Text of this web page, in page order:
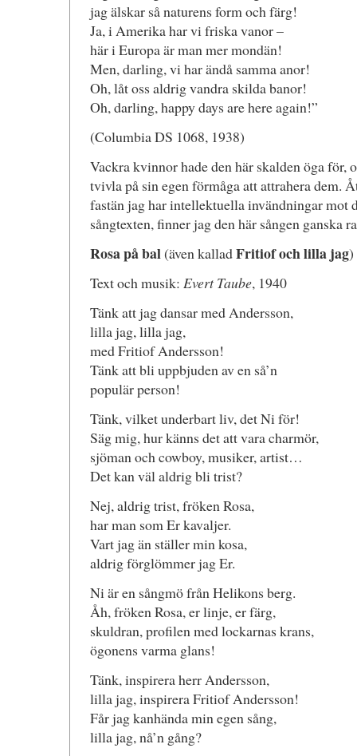
jag älskar så naturens form och färg!
Ja, i Amerika har vi friska vanor –
här i Europa är man mer mondän!
Men, darling, vi har ändå samma anor!
Oh, låt oss aldrig vandra skilda banor!
Oh, darling, happy days are here again!”
(Columbia DS 1068, 1938)
Vackra kvinnor hade den här skalden öga för,
tvivla på sin egen förmåga att attrahera dem.
fastän jag har intellektuella invändningar mot
sångtexten, finner jag den här sången ganska
Rosa på bal(även kalladFritiof och lilla jag)
Text och musik: Evert Taube, 1940
Tänk att jag dansar med Andersson,
lilla jag, lilla jag,
med Fritiof Andersson!
Tänk att bli uppbjuden av en så’n
populär person!
Tänk, vilket underbart liv, det Ni för!
Säg mig, hur känns det att vara charmör,
sjöman och cowboy, musiker, artist…
Det kan väl aldrig bli trist?
Nej, aldrig trist, fröken Rosa,
har man som Er kavaljer.
Vart jag än ställer min kosa,
aldrig förglömmer jag Er.
Ni är en sångmö från Helikons berg.
Åh, fröken Rosa, er linje, er färg,
skuldran, profilen med lockarnas krans,
ögonens varma glans!
Tänk, inspirera herr Andersson,
lilla jag, inspirera Fritiof Andersson!
Får jag kanhända min egen sång,
lilla jag, nå’n gång?